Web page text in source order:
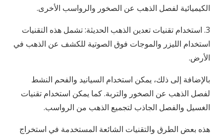
الكيميائية لفصل الذهب عن الصخور والرواسب الأخرى.
3. استخدام تقنيات تعدين الذهب الحديثة: تشمل هذه التقنيات
استخدام الليزر والموجات فوق الصوتية للكشف عن الذهب في
الأرض.
بالإضافة إلى ذلك، يمكن استخدام السيانيد والفحم النشط
لفصل الذهب عن الصخور والتربة. كما يمكن استخدام تقنيات
الغسيل والفصل الجاذب لتجميع الذهب من الرواسب.
هذه بعض الطرق والتقنيات الشائعة المستخدمة في استخراج